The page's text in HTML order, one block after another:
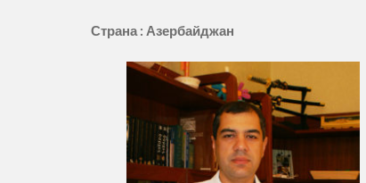
Страна : Азербайджан